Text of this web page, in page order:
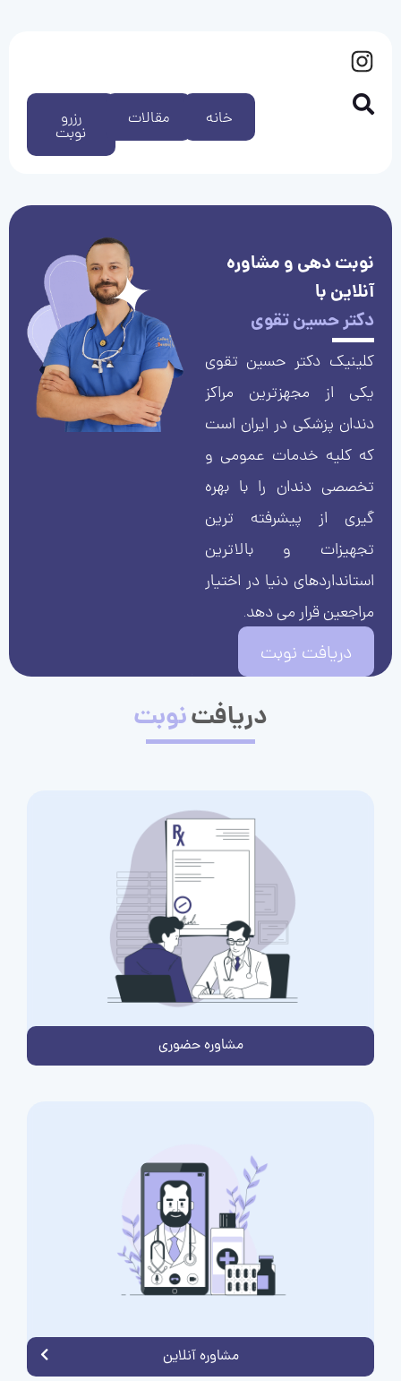
رزرو
نوبت
مقالات خانه
نوبت دهی و مشاوره
آنلاین با
دکتر حسین تقوی
کلینیک دکتر حسین تقوی
یکی از مجهزترین مراکز
دندان پزشکی در ایران است
که کلیه خدمات عمومی و
تخصصی دندان را با بهره
گیری از پیشرفته ترین
تجهیزات و بالاترین
استانداردهای دنیا در اختیار
مراجعین قرار می دهد.
دریافت نوبت
دریافتنوبت
مشاوره حضوری
مشاوره آنلاین